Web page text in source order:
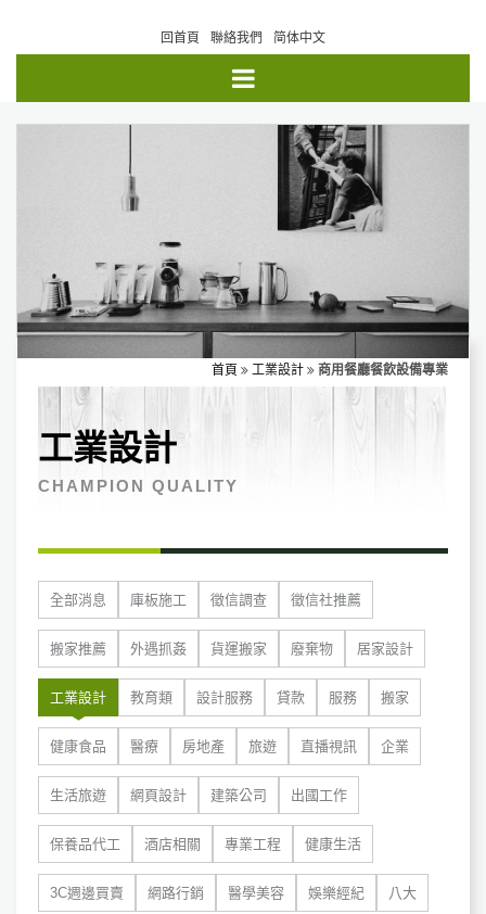
回首頁 聯絡我們 简体中文
首頁 工業設計 商用餐廳餐飲設備專業
工業設計
CHAMPION QUALITY
全部消息 庫板施工 徵信調查 徵信社推薦
搬家推薦 外遇抓姦 貨運搬家 廢棄物 居家設計
工業設計 教育類 設計服務 貸款 服務 搬家
健康食品 醫療 房地產 旅遊 直播視訊 企業
生活旅遊 網頁設計 建築公司 出國工作
保養品代工 酒店相關 專業工程 健康生活
3C週邊買賣 網路行銷 醫學美容 娛樂經紀 八大